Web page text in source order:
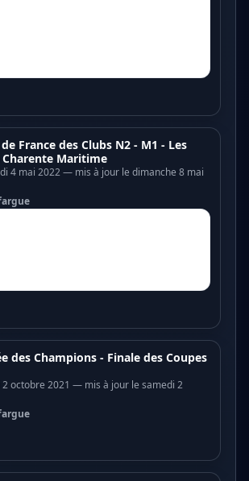
France des Clubs N2 - M1 - Les
Charente Maritime
4 mai 2022 — mis à jour le dimanche 8 mai
des Champions - Finale des Coupes
2 octobre 2021 — mis à jour le samedi 2